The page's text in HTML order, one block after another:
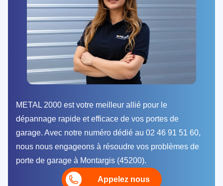
METAL 2000 est votre meilleur allié pour le
dépannage rapide et efficace de vos portes de
garage. Avec notre numéro dédié au 02 46 91 51 60,
nous nous engageons à résoudre vos problèmes de
porte de garage à Montargis (45200).
Appelez nous